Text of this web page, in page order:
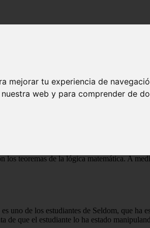
mejorar tu experiencia de
web y para comprender de
Iglesia. La película sigue a Martin, un
los teoremas de la lógica matemática. A
uno de los estudiantes de Seldom, que ha
de que el estudiante lo ha estado